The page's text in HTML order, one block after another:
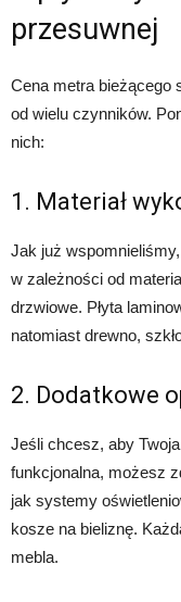
przesuwnej
Cena metra bieżącego
od wielu czynników.
nich:
1. Materiał
Jak już
w zależności od
drzwiowe. Płyta
natomiast drewno,
2. Dodatkowe
Jeśli chcesz, aby
funkcjonalna, możesz
jak systemy
kosze na bieliznę.
mebla.